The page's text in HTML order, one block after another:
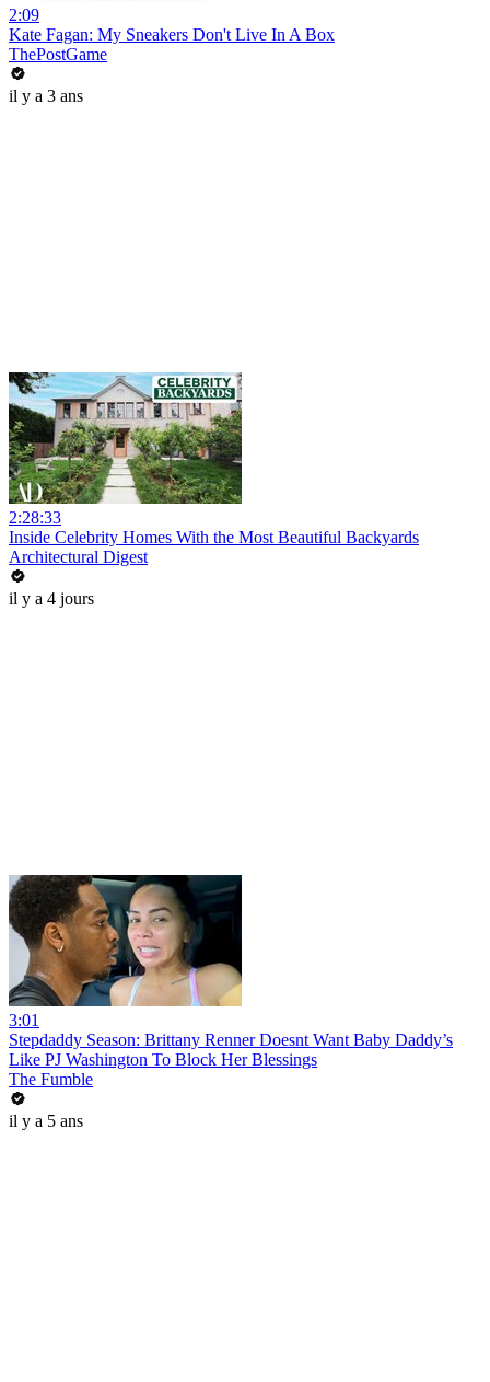
2:09
Kate Fagan: My Sneakers Don't Live In A Box
ThePostGame
il y a 3 ans
2:28:33
Inside Celebrity Homes With the Most Beautiful Backyards
Architectural Digest
il y a 4 jours
3:01
Stepdaddy Season: Brittany Renner Doesnt Want Baby Daddy’s
Like PJ Washington To Block Her Blessings
The Fumble
il y a 5 ans